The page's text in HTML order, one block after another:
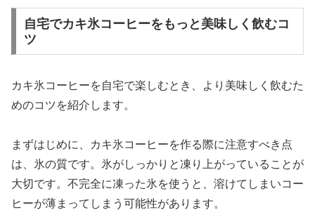
自宅でカキ氷コーヒーをもっと美味しく飲むコ
ツ
カキ氷コーヒーを自宅で楽しむとき、より美味しく飲むた
めのコツを紹介します。
まずはじめに、カキ氷コーヒーを作る際に注意すべき点
は、氷の質です。氷がしっかりと凍り上がっていることが
大切です。不完全に凍った氷を使うと、溶けてしまいコー
ヒーが薄まってしまう可能性があります。